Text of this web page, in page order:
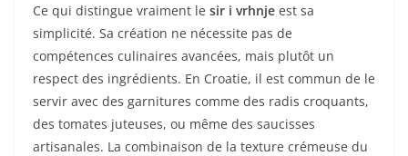
Ce qui distingue vraiment le sir i vrhnje est sa
simplicité. Sa création ne nécessite pas de
compétences culinaires avancées, mais plutôt un
respect des ingrédients. En Croatie, il est commun de le
servir avec des garnitures comme des radis croquants,
des tomates juteuses, ou même des saucisses
artisanales. La combinaison de la texture crémeuse du